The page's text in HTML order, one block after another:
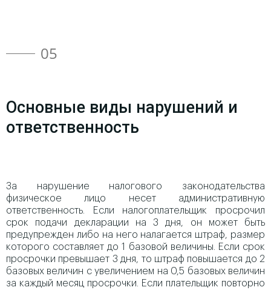
05
Основные виды нарушений и
ответственность
За нарушение налогового законодательства
физическое лицо несет административную
ответственность. Если налогоплательщик просрочил
срок подачи декларации на 3 дня, он может быть
предупрежден либо на него налагается штраф, размер
которого составляет до 1 базовой величины. Если срок
просрочки превышает 3 дня, то штраф повышается до 2
базовых величин с увеличением на 0,5 базовых величин
за каждый месяц просрочки. Если плательщик повторно